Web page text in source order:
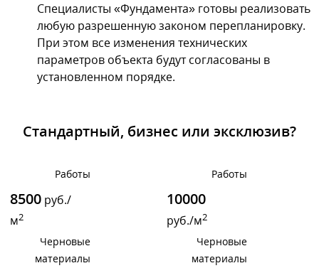
Специалисты «Фундамента» готовы реализовать
любую разрешенную законом перепланировку.
При этом все изменения технических
параметров объекта будут согласованы в
установленном порядке.
Стандартный, бизнес или эксклюзив?
Работы
8500 руб./
м2
Черновые
материалы
Работы
10000
руб./м2
Черновые
материалы